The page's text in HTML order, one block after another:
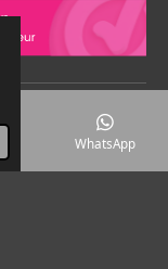
WhatsApp